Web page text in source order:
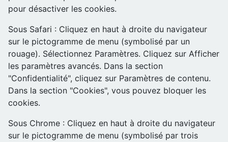
pour désactiver les cookies.
Sous Safari : Cliquez en haut à droite du navigateur
sur le pictogramme de menu (symbolisé par un
rouage). Sélectionnez Paramètres. Cliquez sur Afficher
les paramètres avancés. Dans la section
"Confidentialité", cliquez sur Paramètres de contenu.
Dans la section "Cookies", vous pouvez bloquer les
cookies.
Sous Chrome : Cliquez en haut à droite du navigateur
sur le pictogramme de menu (symbolisé par trois